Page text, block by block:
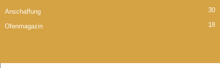
Anschaffung 30
Ofenmagazin 18